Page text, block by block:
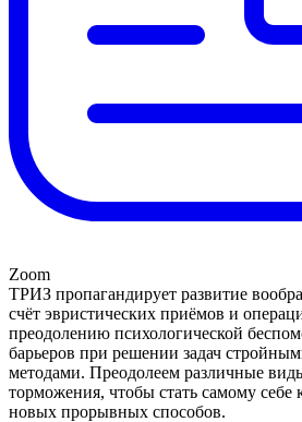
Zoom
ТРИЗ пропагандирует развитие
счёт эвристических приёмов и
преодолению психологической
барьеров при решении задач
методами. Преодолеем различные
торможения, чтобы стать самому себе
новых прорывных способов.